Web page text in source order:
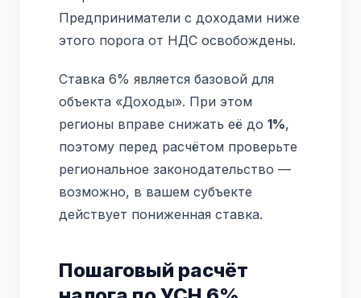
Предприниматели с доходами ниже
этого порога от НДС освобождены.
Ставка 6% является базовой для
объекта «Доходы». При этом
регионы вправе снижать её до 1%,
поэтому перед расчётом проверьте
региональное законодательство —
возможно, в вашем субъекте
действует пониженная ставка.
Пошаговый расчёт